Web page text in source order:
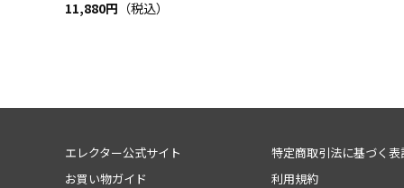
11,880円 （税込）
エレクター公式サイト
お買い物ガイド
特定商取引法に基づく表
利用規約